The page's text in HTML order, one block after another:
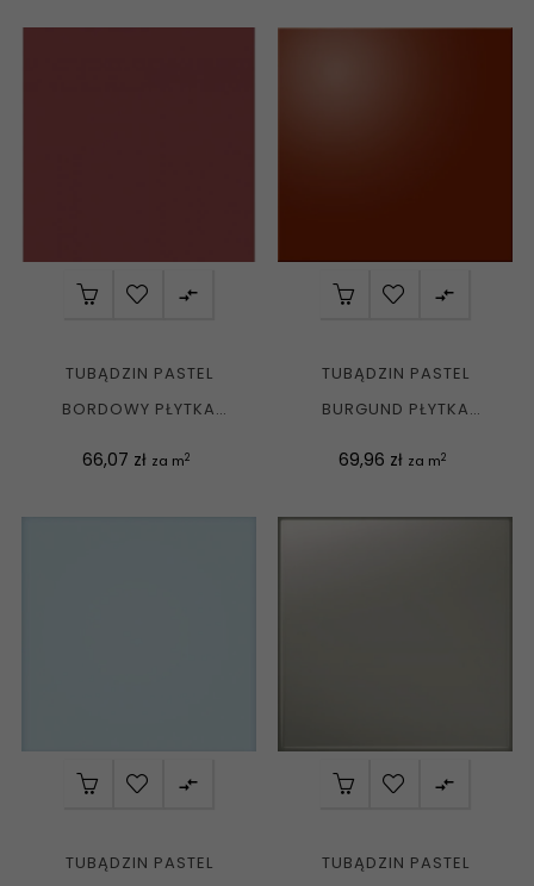

TUBĄDZIN PASTEL
BORDOWY PŁYTKA
Cena
66,07 zł za m2

TUBĄDZIN PASTEL
BURGUND PŁYTKA
Cena
69,96 zł za m2

TUBĄDZIN PASTEL

TUBĄDZIN PASTEL